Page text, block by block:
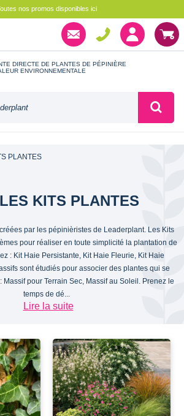
nos promos disponibles ici
DIRECTE DE PLANTES DE PÉPINIÈRE
ENVIRONNEMENTALE
PLANTES
KITS PLANTES
par les pépinièristes de Leaderplant. Les Kits
pour réaliser en toute simplicité la plantation de
: Kit Haie Persistante, Kit Haie Fleurie, Kit Haie
sont étudiés pour associer des plantes qui se
pour Terrain Sec, Massif au Soleil. Prenez le
temps de dé...
Lire la suite